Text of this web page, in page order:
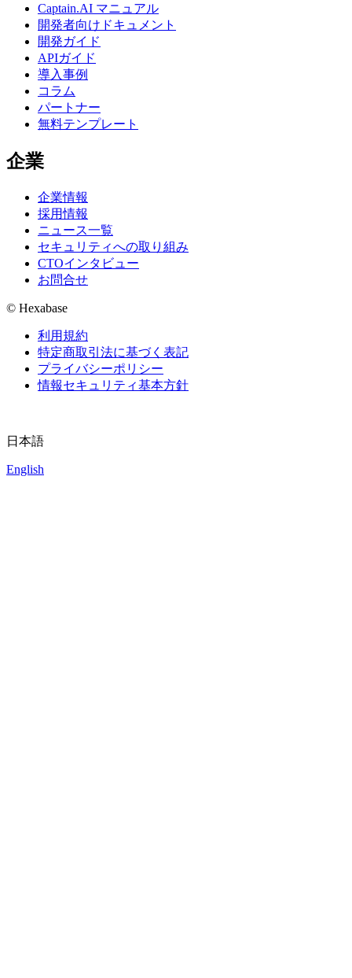
Captain.AI マニュアル
開発者向けドキュメント
開発ガイド
APIガイド
導入事例
コラム
パートナー
無料テンプレート
企業
企業情報
採用情報
ニュース一覧
セキュリティへの取り組み
CTOインタビュー
お問合せ
© Hexabase
利用規約
特定商取引法に基づく表記
プライバシーポリシー
情報セキュリティ基本方針
日本語
English